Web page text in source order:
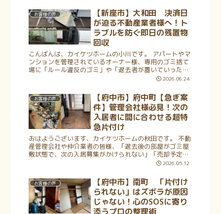
お客様の声
【新座市】大和田 決済日
が迫る不動産業者様へ！ト
ラブルを防ぐ即日の残置物
回収
こんばんは、カイケツホームの小川です。 アパートやマ
ンションを管理されているオーナー様、専用のゴミ捨て
場に「ルール違反のゴミ」や「退去者が置いていった少
量の不用品」が放置されていて困ったことはありません
2026.06.24
お客様の声
【府中市】府中町【急ぎ案
件】管理会社様必見！次の
入居者に間に合わせる超特
急片付け
おはようございます、カイケツホームの秋田です。 不動
産管理会社や仲介業者の皆様、「退去後の部屋がゴミ屋
敷状態で、次の入居募集がかけられない」「売却予定の
物件に荷物が山積みで、内見案内ができない」といった
2026.05.12
お客様の声
【府中市】南町 「片付け
られない」はズボラが原因
じゃない！心のSOSに寄り
添うプロの整理術